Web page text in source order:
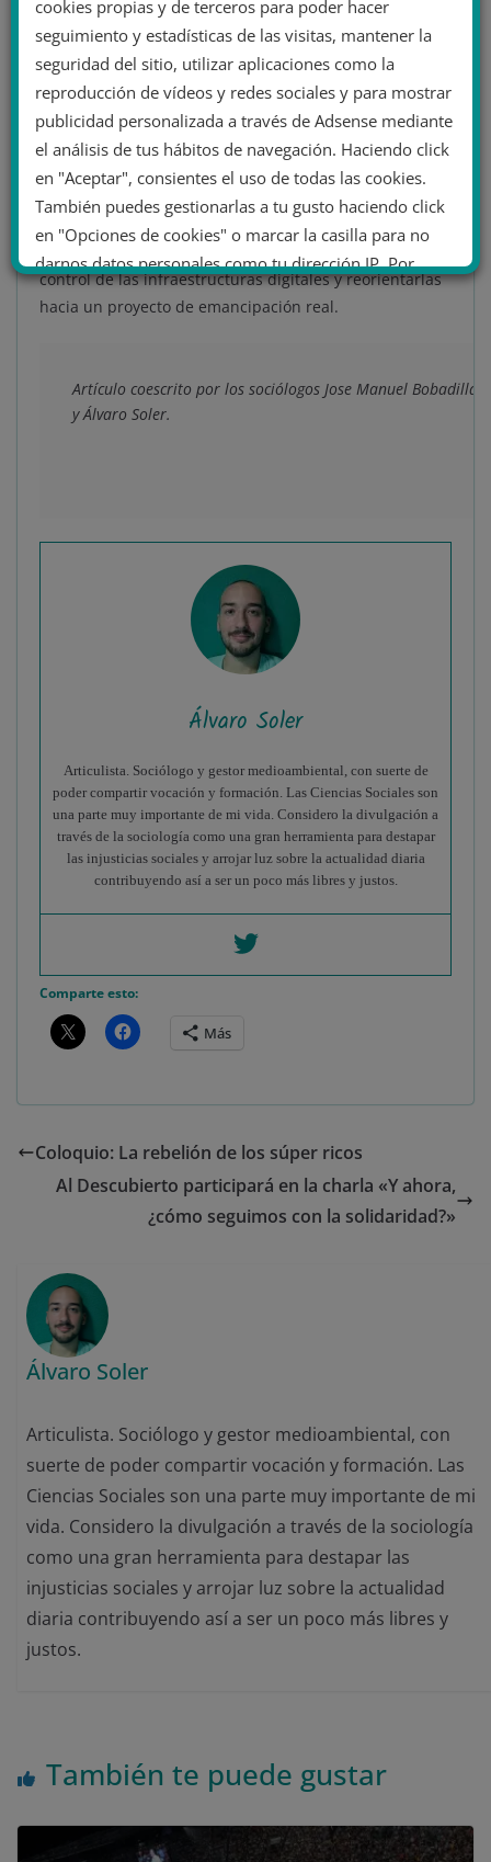
empresas de Silicon Valley y sus vínculos con
gobiernos y regímenes opresivos.Desde la vigilancia
masiva, el control de las redes sociales para sus
intereses políticos, o la manipulación antidemocrática
de elecciones presidenciales, hasta la colaboración con
estados autoritarios, la tecnología digital se ha
convertido en
una nueva frontera de acumulación
capitalista y control social. Revertir esta tendencia
requiere no solo una crítica teórica, sino también la
organización de las fuerzas sociales para tomar el
control de las infraestructuras digitales y reorientarlas
hacia un proyecto de emancipación real.
Artículo coescrito por los sociólogos Jose Manuel Bobadilla
y Álvaro Soler.
Álvaro Soler
Articulista. Sociólogo y gestor medioambiental, con suerte de
poder compartir vocación y formación. Las Ciencias Sociales son
una parte muy importante de mi vida. Considero la divulgación a
través de la sociología como una gran herramienta para destapar
las injusticias sociales y arrojar luz sobre la actualidad diaria
contribuyendo así a ser un poco más libres y justos.
Comparte esto:
Más
Coloquio: La rebelión de los súper ricos
Al Descubierto participará en la charla «Y ahora,
¿cómo seguimos con la solidaridad?»
Álvaro Soler
Articulista. Sociólogo y gestor medioambiental, con
suerte de poder compartir vocación y formación. Las
Ciencias Sociales son una parte muy importante de mi
vida. Considero la divulgación a través de la sociología
como una gran herramienta para destapar las
injusticias sociales y arrojar luz sobre la actualidad
diaria contribuyendo así a ser un poco más libres y
justos.
También te puede gustar
cookies propias y de terceros para poder hacer
seguimiento y estadísticas de las visitas, mantener la
seguridad del sitio, utilizar aplicaciones como la
reproducción de vídeos y redes sociales y para mostrar
publicidad personalizada a través de Adsense mediante
el análisis de tus hábitos de navegación. Haciendo click
en "Aceptar", consientes el uso de todas las cookies.
También puedes gestionarlas a tu gusto haciendo click
en "Opciones de cookies" o marcar la casilla para no
darnos datos personales como tu dirección IP. Por
último, puedes leer nuestra Política de cookies.